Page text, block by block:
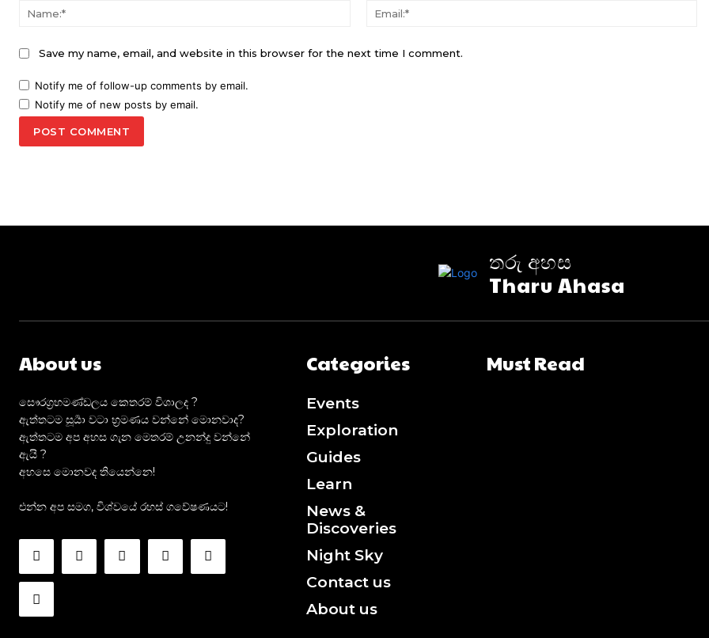
Name:*
Save my name, email, and website in this browser for the next time I comment.
Notify me of follow-up comments by email.
Notify me of new posts by email.
තරු අහස
Tharu Ahasa
About us
සෞරග්‍රහමණ්ඩලය කෙතරම් විශාලද ?
ඇත්තටම සූර්‍යා වටා භ්‍රමණය වන්නේ මොනවාද?
ඇත්තටම අප අහස ගැන මෙතරම් උනන්දු වන්නේ
ඇයි ?
අහසෙ මොනවද තියෙන්නෙ!
එන්න අප සමග, විශ්වයේ රහස් ගවේෂණයට!
Categories
Events
Exploration
Guides
Learn
News &
Discoveries
Night Sky
Contact us
About us
Must Read